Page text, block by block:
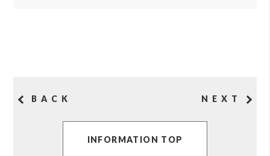
BACK NEXT
INFORMATION TOP